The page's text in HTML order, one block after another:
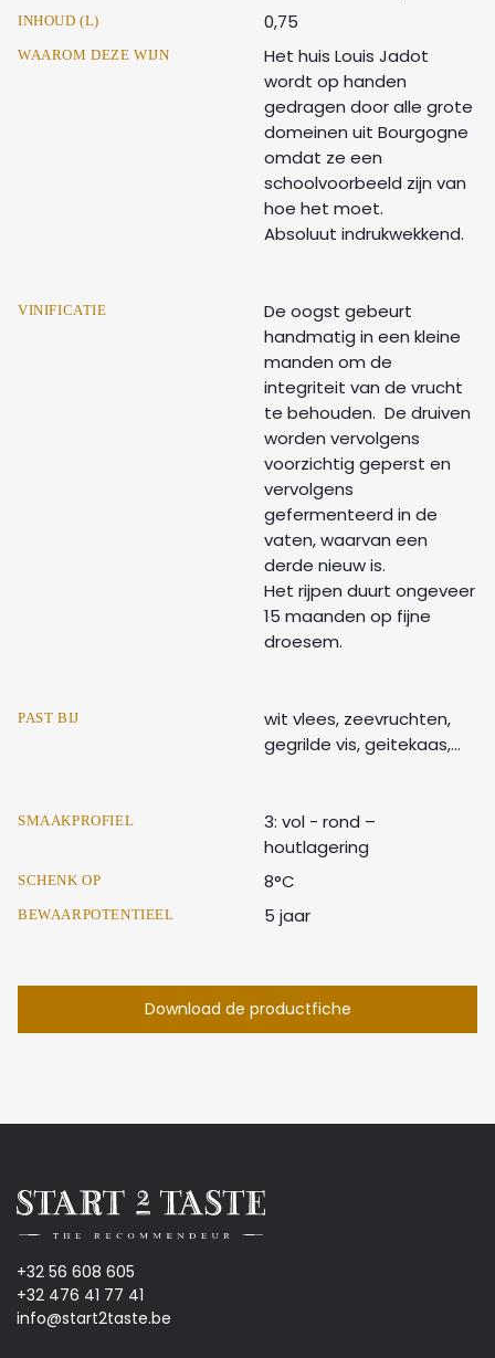
INHOUD (L) 0,75
WAAROM DEZE WIJN
Het huis Louis Jadot
wordt op handen
gedragen door alle grote
domeinen uit Bourgogne
omdat ze een
schoolvoorbeeld zijn van
hoe het moet.
Absoluut indrukwekkend.
VINIFICATIE
De oogst gebeurt
handmatig in een kleine
manden om de
integriteit van de vrucht
te behouden. De druiven
worden vervolgens
voorzichtig geperst en
vervolgens
gefermenteerd in de
vaten, waarvan een
derde nieuw is.
Het rijpen duurt ongeveer
15 maanden op fijne
droesem.
PAST BIJ
wit vlees, zeevruchten,
gegrilde vis, geitekaas,...
SMAAKPROFIEL
3: vol - rond –
houtlagering
SCHENK OP 8°C
BEWAARPOTENTIEEL 5 jaar
Download de productfiche
+32 56 608 605
+32 476 41 77 41
info@start2taste.be